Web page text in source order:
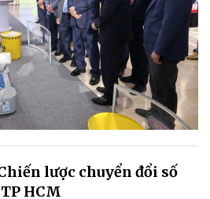
lược chuyển đổi số
HCM